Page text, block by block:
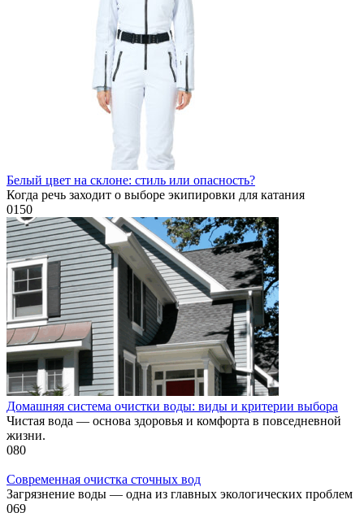
Белый цвет на склоне: стиль или опасность?
Когда речь заходит о выборе экипировки для катания
0150
Домашняя система очистки воды: виды и критерии выбора
Чистая вода — основа здоровья и комфорта в повседневной
жизни.
080
Современная очистка сточных вод
Загрязнение воды — одна из главных экологических проблем
069